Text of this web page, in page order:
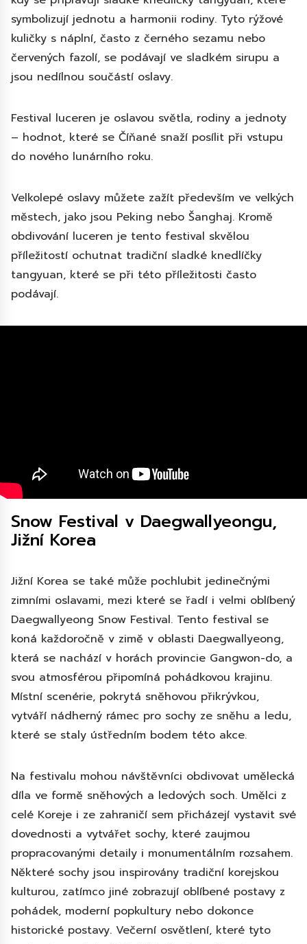
symbolizují jednotu a harmonii rodiny. Tyto rýžové
kuličky s náplní, často z černého sezamu nebo
červených fazolí, se podávají ve sladkém sirupu a
jsou nedílnou součástí oslavy.
Festival luceren je oslavou světla, rodiny a jednoty
– hodnot, které se Číňané snaží posílit při vstupu
do nového lunárního roku.
Velkolepé oslavy můžete zažít především ve velkých
městech, jako jsou Peking nebo Šanghaj. Kromě
obdivování luceren je tento festival skvělou
příležitostí ochutnat tradiční sladké knedlíčky
tangyuan, které se při této příležitosti často
podávají.
Snow Festival v Daegwallyeongu,
Jižní Korea
Jižní Korea se také může pochlubit jedinečnými
zimními oslavami, mezi které se řadí i velmi oblíbený
Daegwallyeong Snow Festival. Tento festival se
koná každoročně v zimě v oblasti Daegwallyeong,
která se nachází v horách provincie Gangwon-do, a
svou atmosférou připomíná pohádkovou krajinu.
Místní scenérie, pokrytá sněhovou přikrývkou,
vytváří nádherný rámec pro sochy ze sněhu a ledu,
které se staly ústředním bodem této akce.
Na festivalu mohou návštěvníci obdivovat umělecká
díla ve formě sněhových a ledových soch. Umělci z
celé Koreje i ze zahraničí sem přicházejí vystavit své
dovednosti a vytvářet sochy, které zaujmou
propracovanými detaily i monumentálním rozsahem.
Některé sochy jsou inspirovány tradiční korejskou
kulturou, zatímco jiné zobrazují oblíbené postavy z
pohádek, moderní popkultury nebo dokonce
historické postavy. Večerní osvětlení, které tyto